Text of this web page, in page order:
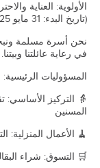
الأولوية: العناية
(تاريخ البدء: 31 مايو 2025) 🌟
نحن أسرة مسلمة
في رعاية عائلتنا وبيتنا.
المسؤوليات الرئيسية:
👵 التركيز الأساسي:
المسنين
🧹 الأعمال المنزلية:
🛒 التسوق: شراء